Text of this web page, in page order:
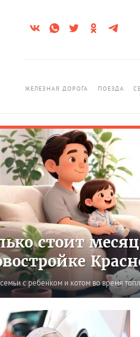
ЖЕЛЕЗНАЯ ДОРОГА ПОЕЗДА
стоит
с ребенком и котом во время